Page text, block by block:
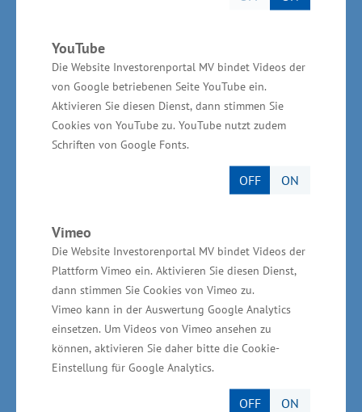
YouTube
Die Website Investorenportal MV bindet Videos der
von Google betriebenen Seite YouTube ein.
Aktivieren Sie diesen Dienst, dann stimmen Sie
Cookies von YouTube zu. YouTube nutzt zudem
Schriften von Google Fonts.
OFF ON
Vimeo
Die Website Investorenportal MV bindet Videos der
Plattform Vimeo ein. Aktivieren Sie diesen Dienst,
dann stimmen Sie Cookies von Vimeo zu.
Vimeo kann in der Auswertung Google Analytics
einsetzen. Um Videos von Vimeo ansehen zu
können, aktivieren Sie daher bitte die Cookie-
Einstellung für Google Analytics.
OFF ON
Start in die Selbstständigkeit
erleichtern
Weitere Unterstützungsmöglichkeiten gibt es
beispielsweise durch das Programm MV-
Gründerstipendium. Es unterstützt
beruflicher Praxis bei der Umsetzung ihrer
innovativen und wissensbasierten
Geschäftsidee durch Beihilfen zum
Lebensunterhalt für bis zu 18 Monate. Hier geht
es monatlich um 1.200 Euro, bei Promovierten
um 1.400 Euro, die aus Mitteln des
„Europäischen Sozialfonds“ (ESF) finanziert
werden. „Damit soll der Start in eine